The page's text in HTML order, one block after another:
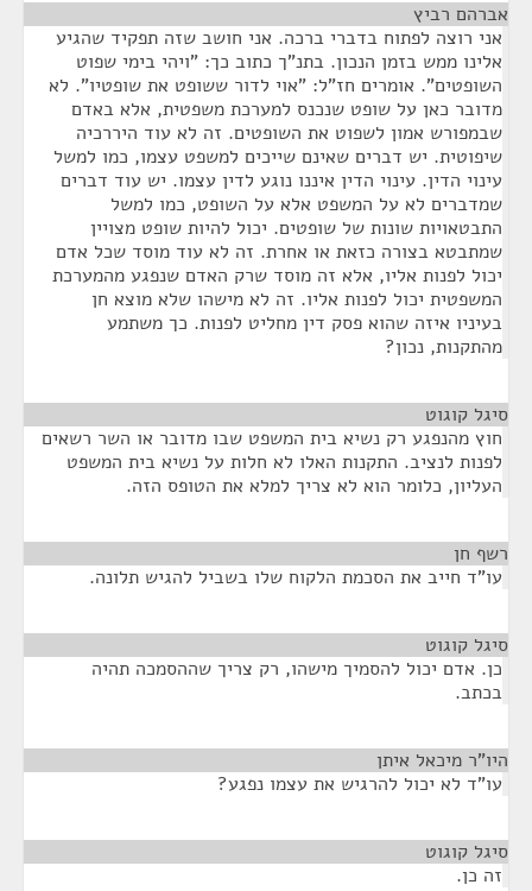
אברהם רביץ
אני רוצה לפתוח בדברי ברכה. אני חושב שזה תפקיד שהגיע
אלינו ממש בזמן הנכון. בתנ"ך כתוב כך: "ויהי בימי שפוט
השופטים". אומרים חז"ל: "אוי לדור ששופט את שופטיו". לא
מדובר כאן על שופט שנכנס למערכת משפטית, אלא באדם
שבמפורש אמון לשפוט את השופטים. זה לא עוד היררכיה
שיפוטית. יש דברים שאינם שייכים למשפט עצמו, כמו למשל
עינוי הדין. עינוי הדין איננו נוגע לדין עצמו. יש עוד דברים
שמדברים לא על המשפט אלא על השופט, כמו למשל
התבטאויות שונות של שופטים. יכול להיות שופט מצויין
שמתבטא בצורה כזאת או אחרת. זה לא עוד מוסד שכל אדם
יכול לפנות אליו, אלא זה מוסד שרק האדם שנפגע מהמערכת
המשפטית יכול לפנות אליו. זה לא מישהו שלא מוצא חן
בעיניו איזה שהוא פסק דין מחליט לפנות. כך משתמע
מהתקנות, נכון?
סיגל קוגוט
חוץ מהנפגע רק נשיא בית המשפט שבו מדובר או השר רשאים
לפנות לנציב. התקנות האלו לא חלות על נשיא בית המשפט
העליון, כלומר הוא לא צריך למלא את הטופס הזה.
רשף חן
עו"ד חייב את הסכמת הלקוח שלו בשביל להגיש תלונה.
סיגל קוגוט
כן. אדם יכול להסמיך מישהו, רק צריך שההסמכה תהיה
בכתב.
היו"ר מיכאל איתן
עו"ד לא יכול להרגיש את עצמו נפגע?
סיגל קוגוט
זה כן.